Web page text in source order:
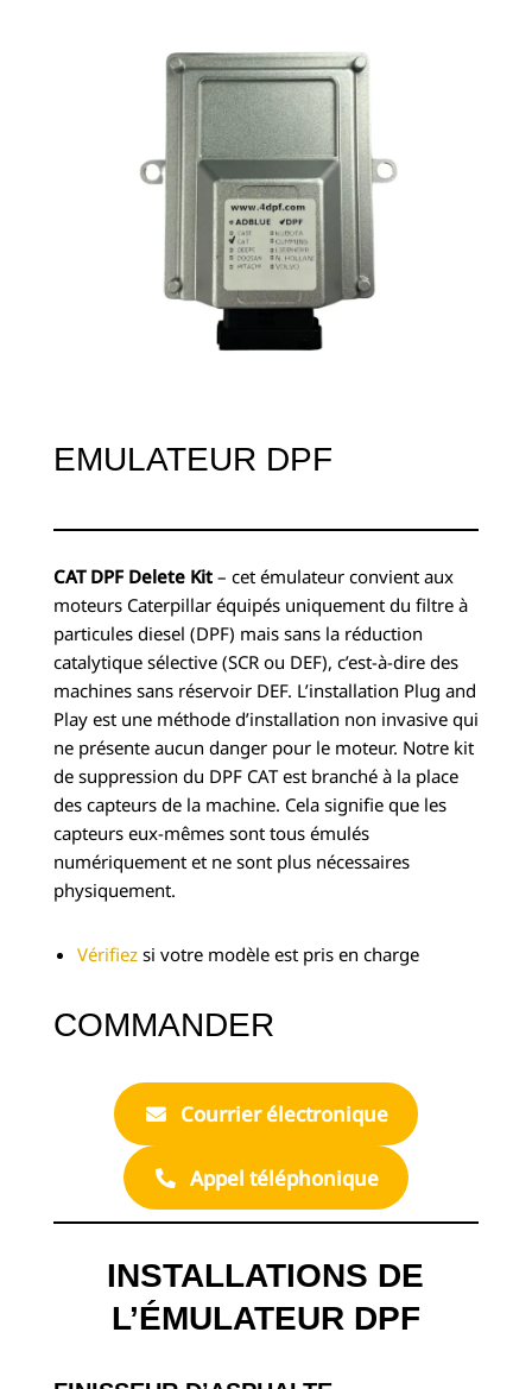
EMULATEUR DPF
CAT DPF Delete Kit– cet émulateur convient aux
moteurs Caterpillar équipés uniquement du filtre à
particules diesel (DPF) mais sans la réduction
catalytique sélective (SCR ou DEF), c’est-à-dire des
machines sans réservoir DEF. L’installation Plug and
Play est une méthode d’installation non invasive qui
ne présente aucun danger pour le moteur. Notre kit
de suppression du DPF CAT est branché à la place
des capteurs de la machine. Cela signifie que les
capteurs eux-mêmes sont tous émulés
numériquement et ne sont plus nécessaires
physiquement.
Vérifiez si votre modèle est pris en charge
COMMANDER
Courrier électronique
Appel téléphonique
INSTALLATIONS DE
L’ÉMULATEUR DPF